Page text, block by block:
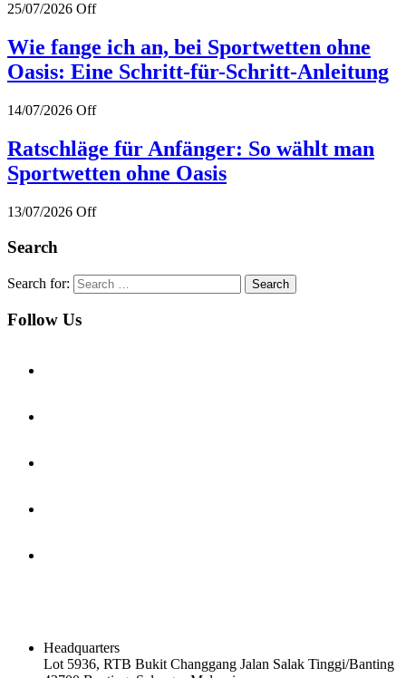
25/07/2026 Off
Wie fange ich an, bei Sportwetten ohne
Oasis: Eine Schritt-für-Schritt-Anleitung
14/07/2026 Off
Ratschläge für Anfänger: So wählt man
Sportwetten ohne Oasis
13/07/2026 Off
Search
Search for:
Follow Us
Headquarters
Lot 5936, RTB Bukit Changgang Jalan Salak Tinggi/Banting